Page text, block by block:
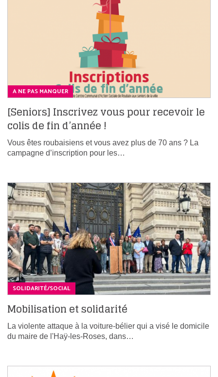
A NE PAS MANQUER
[Seniors] Inscrivez vous pour recevoir le
colis de fin d’année !
Vous êtes roubaisiens et vous avez plus de 70 ans ? La
campagne d’inscription pour les…
SOLIDARITÉ/SOCIAL
Mobilisation et solidarité
La violente attaque à la voiture-bélier qui a visé le domicile
du maire de l'Haÿ-les-Roses, dans…